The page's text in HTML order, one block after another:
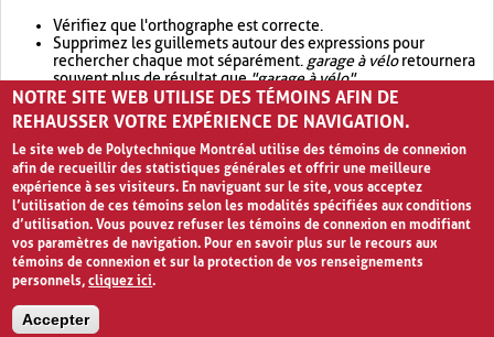
Vérifiez que l'orthographe est correcte.
Supprimez les guillemets autour des expressions pour
rechercher chaque mot séparément. garage à véloretournera
souvent plus de résultat que"garage à vélo".
Envisagez d'élargir votre recherche avec OR.garage OR vélo
retournera souvent plus de résultat quegarage à vélo
NOTRE SITE WEB UTILISE DES TÉMOINS AFIN DE
REHAUSSER VOTRE EXPÉRIENCE DE NAVIGATION.
Le site web de Polytechnique Montréal utilise des témoins de connexion
afin de recueillir des statistiques générales et offrir une meilleure
expérience à ses visiteurs. En naviguant sur le site, vous acceptez
l’utilisation de ces témoins selon les modalités spécifiées aux conditions
d’utilisation. Vous pouvez refuser les témoins de connexion en modifiant
vos paramètres de navigation. Pour en savoir plus sur le recours aux
témoins de connexion et sur la protection de vos renseignements
personnels,cliquez ici.
Accepter